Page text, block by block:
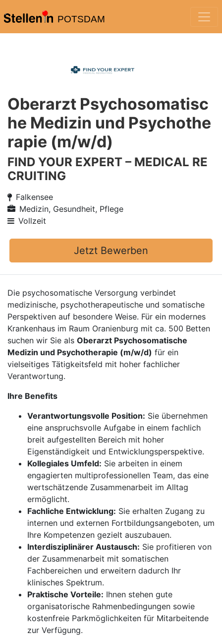
POTSDAM
Oberarzt Psychosomatisc
he Medizin und Psychothe
rapie (m/w/d)
FIND YOUR EXPERT – MEDICAL RE
CRUITING
Falkensee
Medizin, Gesundheit, Pflege
Vollzeit
Jetzt Bewerben
Die psychosomatische Versorgung verbindet
medizinische, psychotherapeutische und somatische
Perspektiven auf besondere Weise. Für ein modernes
Krankenhaus im Raum Oranienburg mit ca. 500 Betten
suchen wir Sie als Oberarzt Psychosomatische
Medizin und Psychotherapie (m/w/d) für ein
vielseitiges Tätigkeitsfeld mit hoher fachlicher
Verantwortung.
Ihre Benefits
Verantwortungsvolle Position: Sie übernehmen
eine anspruchsvolle Aufgabe in einem fachlich
breit aufgestellten Bereich mit hoher
Eigenständigkeit und Entwicklungsperspektive.
Kollegiales Umfeld: Sie arbeiten in einem
engagierten multiprofessionellen Team, das eine
wertschätzende Zusammenarbeit im Alltag
ermöglicht.
Fachliche Entwicklung: Sie erhalten Zugang zu
internen und externen Fortbildungsangeboten, um
Ihre Kompetenzen gezielt auszubauen.
Interdisziplinärer Austausch: Sie profitieren von
der Zusammenarbeit mit somatischen
Fachbereichen und erweitern dadurch Ihr
klinisches Spektrum.
Praktische Vorteile: Ihnen stehen gute
organisatorische Rahmenbedingungen sowie
kostenfreie Parkmöglichkeiten für Mitarbeitende
zur Verfügung.